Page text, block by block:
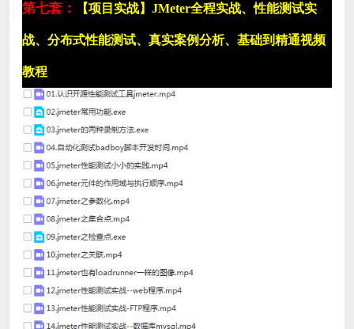
第七套： 【项目实战】JMeter全程实战、性能测试实
战、分布式性能测试、真实案例分析、基础到精通视频
教程